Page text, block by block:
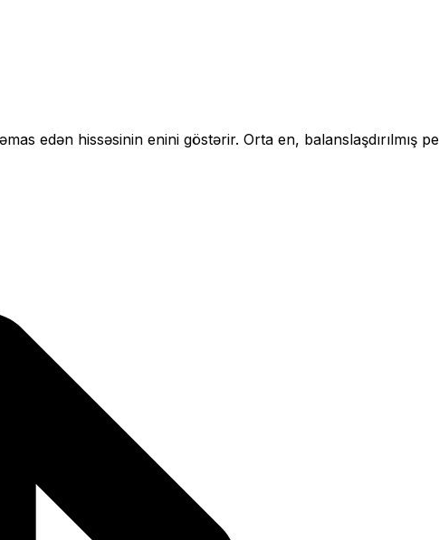
edən hissəsinin enini göstərir. Orta en, balanslaşdırılmış